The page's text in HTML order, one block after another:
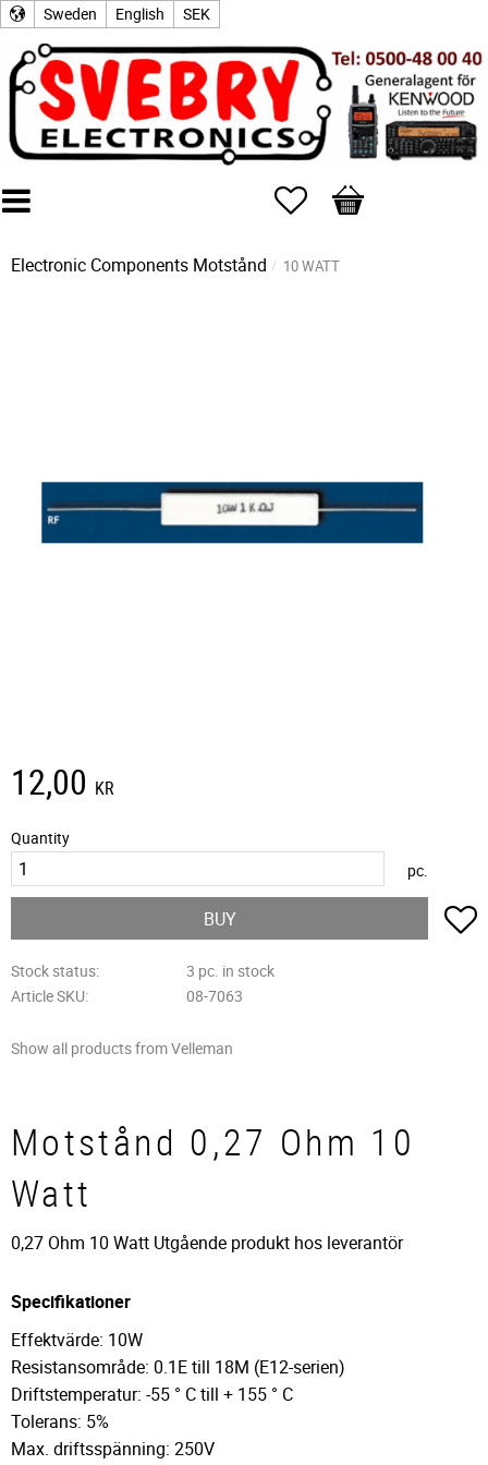
Sweden English SEK
Favorites
Basket
Electronic Components Motstånd 10 WATT
12,00 KR
Quantity
pc.
BUY
Stock status
3 pc. in stock
Article SKU
08-7063
Show all products from Velleman
Motstånd 0,27 Ohm 10
Watt
0,27 Ohm 10 Watt Utgående produkt hos leverantör
Specifikationer
Effektvärde: 10W
Resistansområde: 0.1E till 18M (E12-serien)
Driftstemperatur: -55 ° C till + 155 ° C
Tolerans: 5%
Max. driftsspänning: 250V